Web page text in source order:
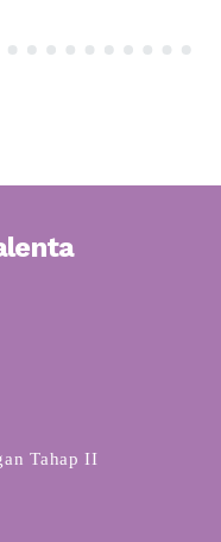
Tahap II